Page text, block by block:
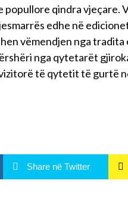
popullore qindra vjeçare.
edhe në
vëmendjen nga tradita
nga qytetarët
të qytetit të gurtë
Share në Twitter